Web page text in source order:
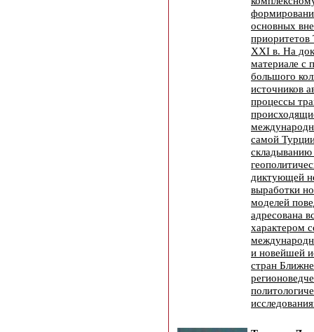
основных
приоритетов
XXI в. На
материале с
большого
источников
процессы
самой
диктующей
выработки
моделей
адресована
характером
и новейшей
стран